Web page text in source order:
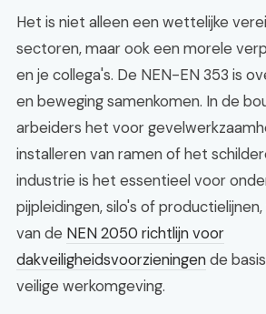
Het is niet alleen een wettelijke
sectoren, maar ook een morele
en je collega's. De NEN-EN 353 is
en beweging samenkomen. In de
arbeiders het voor
installeren van ramen of het
industrie is het essentieel voor
pijpleidingen, silo's of
van de NEN 2050 richtlijn voor
dakveiligheidsvoorzieningende
veilige werkomgeving.